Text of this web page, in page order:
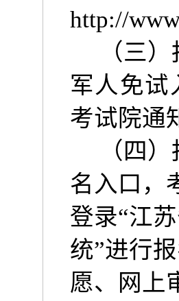
http://
（三
军人免试
考试院通
（四
名入口，
登录“江
统”进行
愿、网上